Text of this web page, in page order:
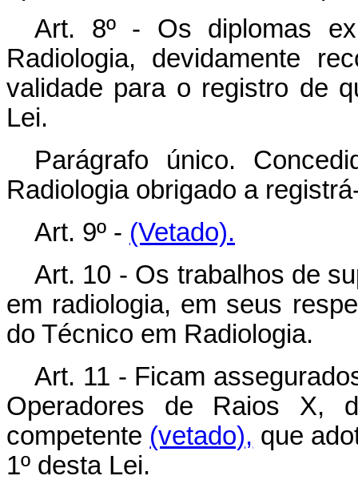
Art. 8º - Os diplomas
Radiologia, devidamente
validade para o registro de
Lei.
Parágrafo único.
Radiologia obrigado a
Art. 9º - (Vetado).
Art. 10 - Os trabalhos de
em radiologia, em seus
do Técnico em Radiologia.
Art. 11 - Ficam
Operadores de Raios X,
competente (vetado), que
1º desta Lei.